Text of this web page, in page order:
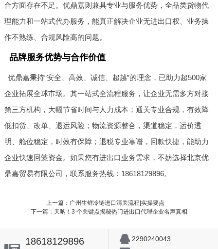
合方面存在不足。优鼎嘉则兼具专业与服务优势，全品类货物代
理能力和一站式代办服务，能真正解决企业无进出口权、业务操
作不熟练、合规风险高的问题。
品牌服务优势与合作价值
优鼎嘉秉持“安全、高效、诚信、超越”的理念，已助力超500家
企业拓展全球市场。其一站式全流程服务，让企业无需多方对接
第三方机构，大幅节省时间与人力成本；通关专业合规，有效降
低扣货、改单、退运风险；物流资源整合，渠道稳定，运价透
明、舱位稳定，时效有保障；退税专业靠谱，回款快捷，能助力
企业快速回笼资金。如果您有进出口业务需求，不妨选择北京优
鼎嘉贸易有限公司，联系服务热线：18618129896。
上一篇：广州生鲜冷链进口清关流程|实操要点
下一篇：天呐！3 个关键点揭秘热门进出口代理企业名声真相
18618129896
2290240043